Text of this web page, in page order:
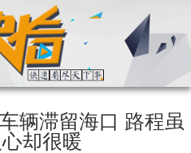
辆滞留海口 路程虽
却很暖